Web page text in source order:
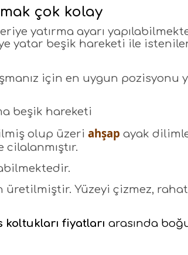
çok kolay
yatırma ayarı
yatar beşik hareketi ile
için en uygun pozisyonu
beşik hareketi
olup üzeri ahşap ayak
üretilmiştir. Yüzeyi çizmez,
koltukları fiyatları arasında